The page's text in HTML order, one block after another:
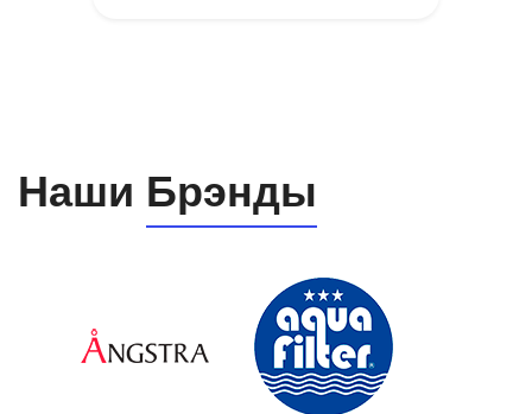
Наши Брэнды